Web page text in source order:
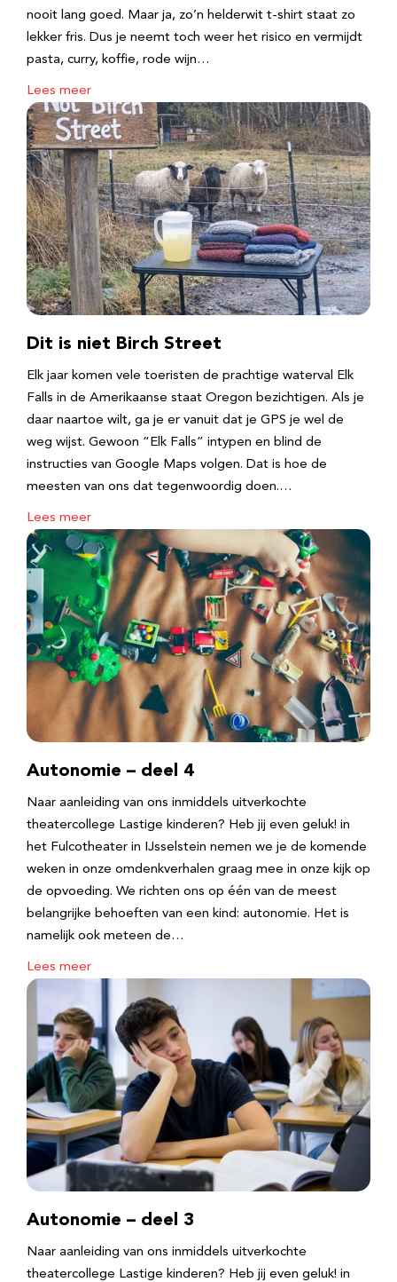
nooit lang goed. Maar ja, zo’n helderwit t-shirt staat zo
lekker fris. Dus je neemt toch weer het risico en vermijdt
pasta, curry, koffie, rode wijn…
Lees meer
Dit is niet Birch Street
Elk jaar komen vele toeristen de prachtige waterval Elk
Falls in de Amerikaanse staat Oregon bezichtigen. Als je
daar naartoe wilt, ga je er vanuit dat je GPS je wel de
weg wijst. Gewoon “Elk Falls” intypen en blind de
instructies van Google Maps volgen. Dat is hoe de
meesten van ons dat tegenwoordig doen.…
Lees meer
Autonomie – deel 4
Naar aanleiding van ons inmiddels uitverkochte
theatercollege Lastige kinderen? Heb jij even geluk! in
het Fulcotheater in IJsselstein nemen we je de komende
weken in onze omdenkverhalen graag mee in onze kijk op
de opvoeding. We richten ons op één van de meest
belangrijke behoeften van een kind: autonomie. Het is
namelijk ook meteen de…
Lees meer
Autonomie – deel 3
Naar aanleiding van ons inmiddels uitverkochte
theatercollege Lastige kinderen? Heb jij even geluk! in